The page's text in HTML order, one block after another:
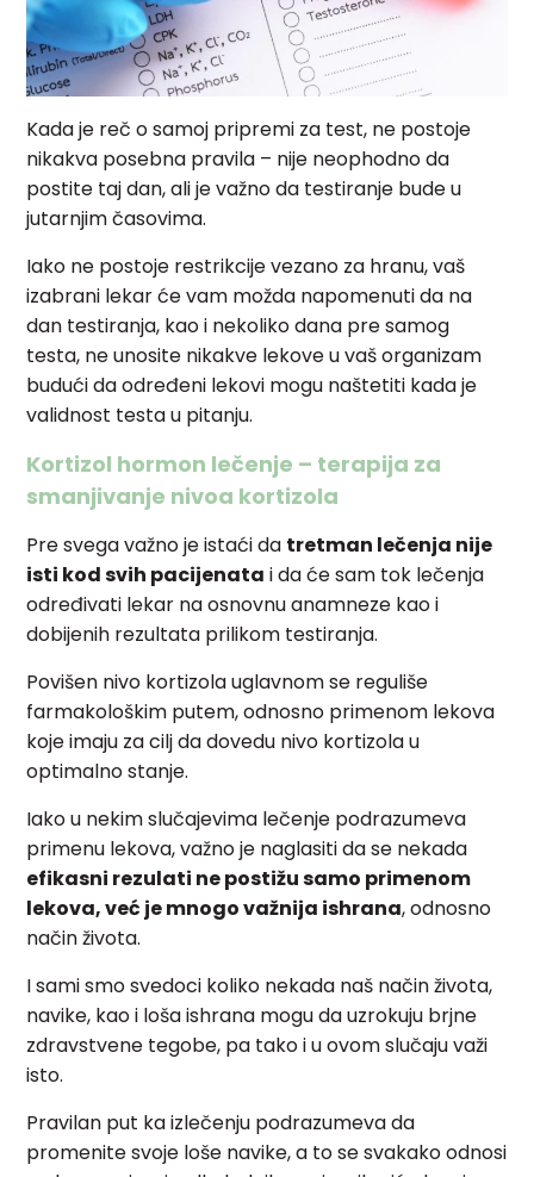
Kada je reč o samoj pripremi za test, ne postoje
nikakva posebna pravila – nije neophodno da
postite taj dan, ali je važno da testiranje bude u
jutarnjim časovima.
Iako ne postoje restrikcije vezano za hranu, vaš
izabrani lekar će vam možda napomenuti da na
dan testiranja, kao i nekoliko dana pre samog
testa, ne unosite nikakve lekove u vaš organizam
budući da određeni lekovi mogu naštetiti kada je
validnost testa u pitanju.
Kortizol hormon lečenje – terapija za
smanjivanje nivoa kortizola
Pre svega važno je istaći da tretman lečenja nije
isti kod svih pacijenata i da će sam tok lečenja
određivati lekar na osnovnu anamneze kao i
dobijenih rezultata prilikom testiranja.
Povišen nivo kortizola uglavnom se reguliše
farmakološkim putem, odnosno primenom lekova
koje imaju za cilj da dovedu nivo kortizola u
optimalno stanje.
Iako u nekim slučajevima lečenje podrazumeva
primenu lekova, važno je naglasiti da se nekada
efikasni rezulati ne postižu samo primenom
lekova, već je mnogo važnija ishrana, odnosno
način života.
I sami smo svedoci koliko nekada naš način života,
navike, kao i loša ishrana mogu da uzrokuju brjne
zdravstvene tegobe, pa tako i u ovom slučaju važi
isto.
Pravilan put ka izlečenju podrazumeva da
promenite svoje loše navike, a to se svakako odnosi